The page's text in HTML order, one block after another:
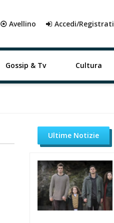
⦿ Avellino Accedi/Registrati
Gossip & Tv Cultura
Ultime Notizie